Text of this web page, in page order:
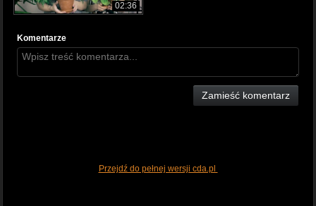
02:36
Komentarze
Zamieść komentarz
Przejdź do pełnej wersji cda.pl